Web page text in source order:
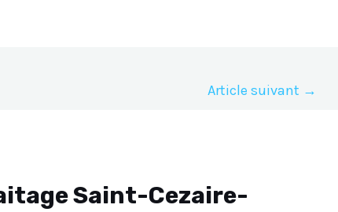
Article suivant →
Saint-Cezaire-